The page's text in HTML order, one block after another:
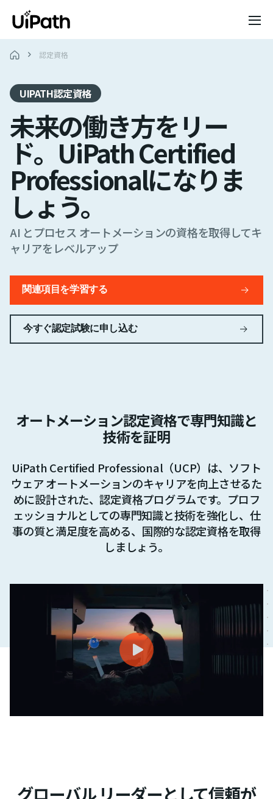
認定資格
UIPATH認定資格
未来の働き方をリー
ド。UiPath Certified
Professionalになりま
しょう。
AI とプロセス オートメーションの資格を取得してキ
ャリアをレベルアップ
関連項目を学習する
今すぐ認定試験に申し込む
オートメーション認定資格で専門知識と
技術を証明
UiPath Certified Professional（UCP）は、ソフト
ウェア オートメーションのキャリアを向上させるた
めに設計された、認定資格プログラムです。プロフ
ェッショナルとしての専門知識と技術を強化し、仕
事の質と満足度を高める、国際的な認定資格を取得
しましょう。
グローバル リーダーとして信頼が